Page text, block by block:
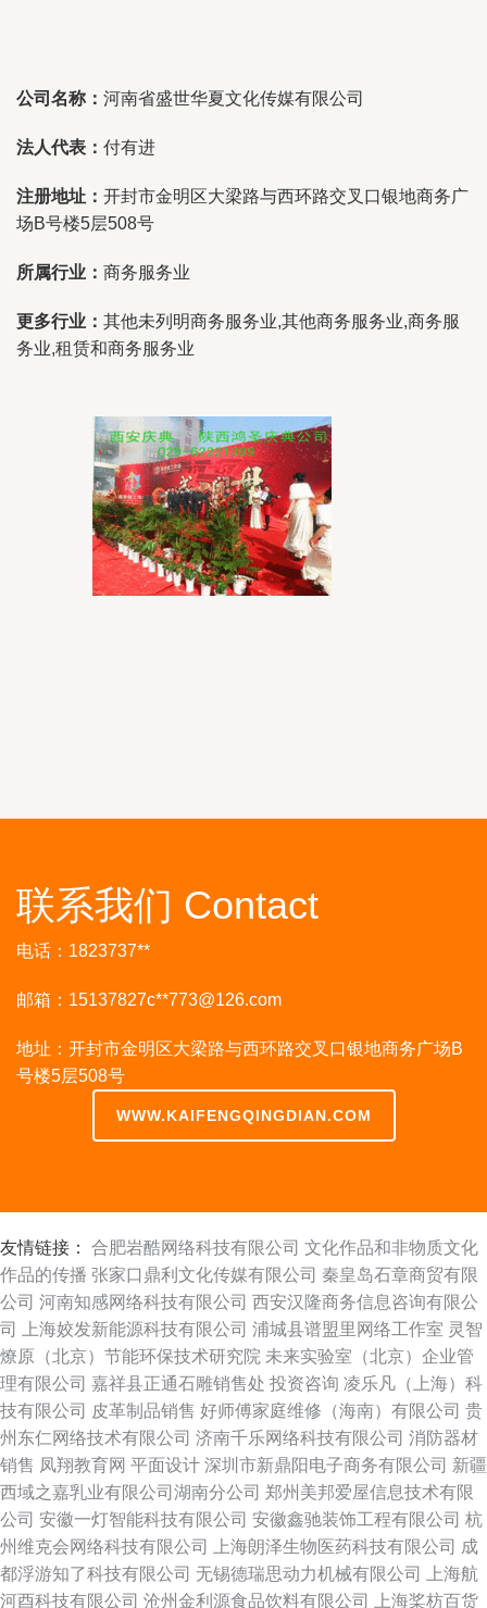
公司名称： 河南省盛世华夏文化传媒有限公司
法人代表： 付有进
注册地址： 开封市金明区大梁路与西环路交叉口银地商务广
场B号楼5层508号
所属行业： 商务服务业
更多行业： 其他未列明商务服务业,其他商务服务业,商务服
务业,租赁和商务服务业
联系我们 Contact
电话：1823737**
邮箱：15137827c**773@126.com
地址：开封市金明区大梁路与西环路交叉口银地商务广场B
号楼5层508号
WWW.KAIFENGQINGDIAN.COM
友情链接： 合肥岩酷网络科技有限公司 文化作品和非物质文化
作品的传播 张家口鼎利文化传媒有限公司 秦皇岛石章商贸有限
公司 河南知感网络科技有限公司 西安汉隆商务信息咨询有限公
司
上海姣发新能源科技有限公司 浦城县谱盟里网络工作室 灵智
燎原（北京）节能环保技术研究院 未来实验室（北京）企业管
理有限公司 嘉祥县正通石雕销售处 投资咨询 凌乐凡（上海）科
技有限公司 皮革制品销售 好师傅家庭维修（海南）有限公司 贵
州东仁网络技术有限公司 济南千乐网络科技有限公司 消防器材
销售 凤翔教育网 平面设计 深圳市新鼎阳电子商务有限公司 新疆
西域之嘉乳业有限公司湖南分公司 郑州美邦爱屋信息技术有限
公司 安徽一灯智能科技有限公司 安徽鑫驰装饰工程有限公司 杭
州维克会网络科技有限公司
上海朗泽生物医药科技有限公司 成
都浮游知了科技有限公司 无锡德瑞思动力机械有限公司
上海航
河酉科技有限公司 沧州金利源食品饮料有限公司
上海桨枋百货